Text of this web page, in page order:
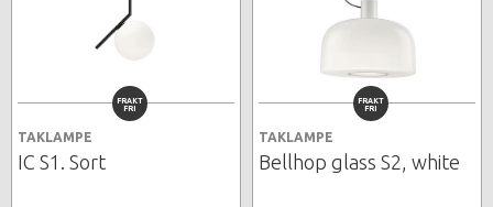
FRAKT
FRI
TAKLAMPE
IC S1. Sort
FRAKT
FRI
TAKLAMPE
Bellhop glass S2, white